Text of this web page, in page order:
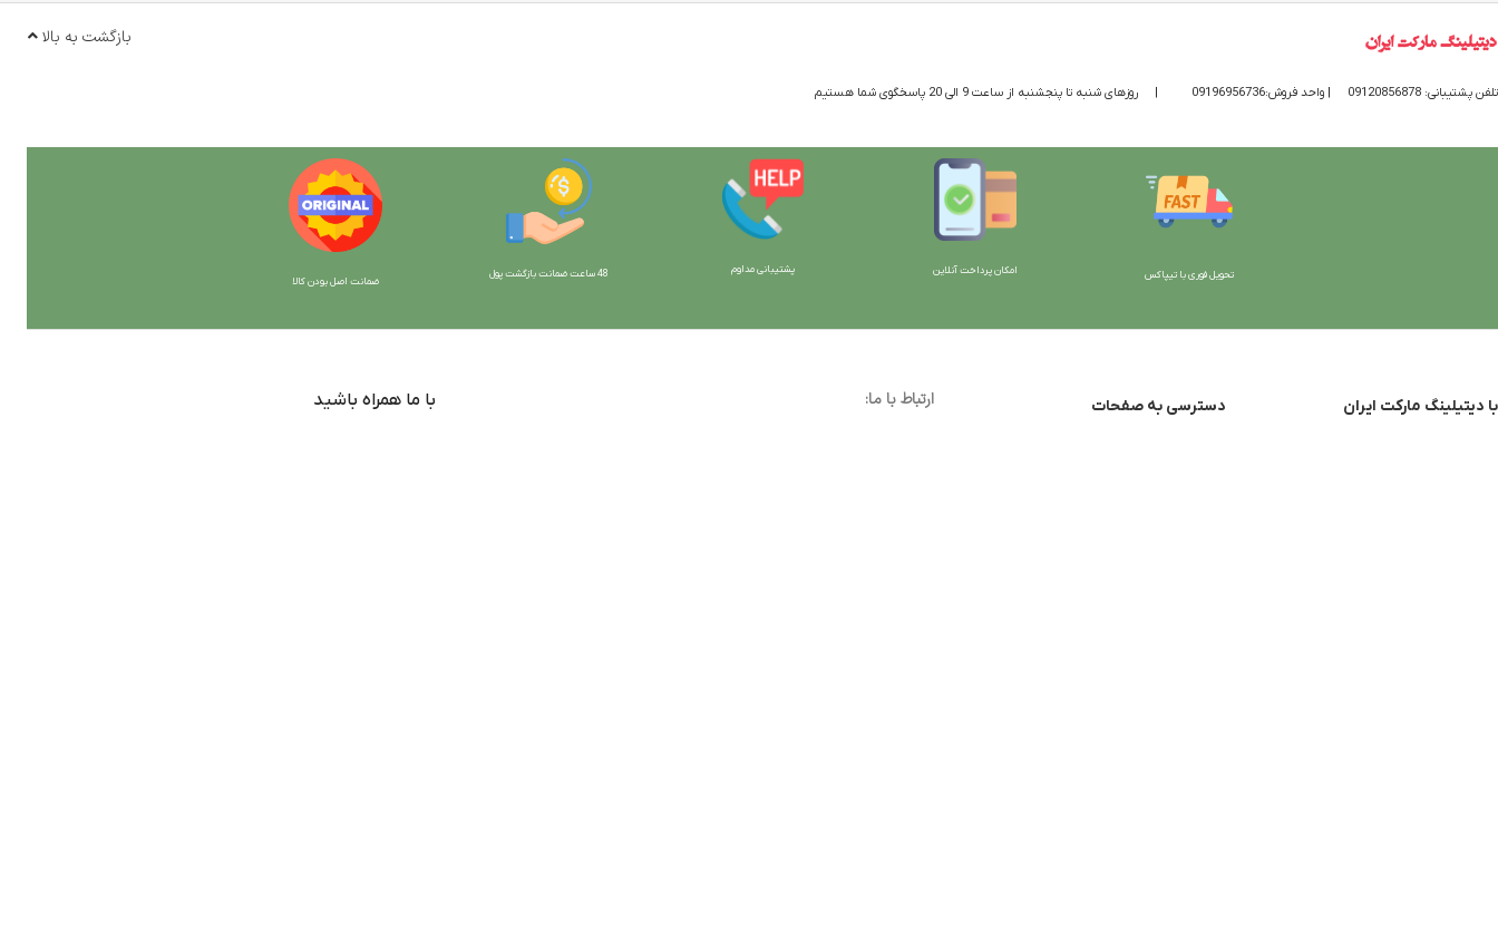
تلفن پشتیبانی: 09120856878 | واحد فروش:09196956736 | روزهای شنبه تا پنجشنبه از ساعت 9 الی 20 پاسخگوی شما هستیم
بازگشت به بالا
تحویل فوری با تیپاکس امکان پرداخت آنلاین پشتیبانی مداوم 48 ساعت ضمانت بازگش ت پول
ضمانت اصل بودن کالا
با دیتیلینگ مارکت ایران
دسترسی به صفحات
ارتباط با ما: با ما همراه باشید